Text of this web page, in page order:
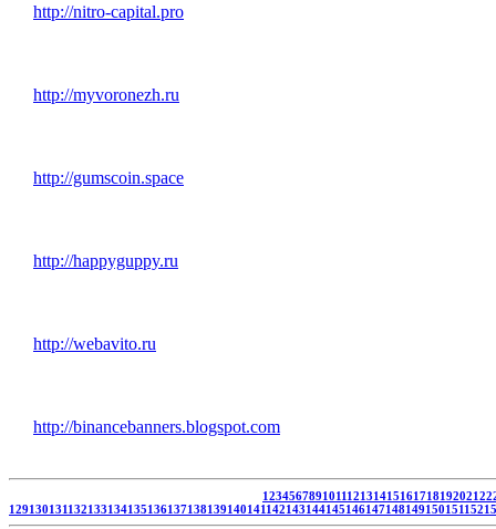
http://nitro-capital.pro
http://myvoronezh.ru
http://gumscoin.space
http://happyguppy.ru
http://webavito.ru
http://binancebanners.blogspot.com
12345678910111213141516171819202122
129130131132133134135136137138139140141142143144145146147148149150151152